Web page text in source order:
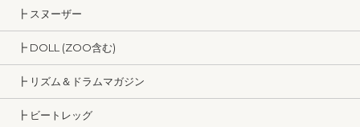
┣ スヌーザー
┣ DOLL (ZOO含む)
┣ リズム＆ドラムマガジン
┣ ビートレッグ